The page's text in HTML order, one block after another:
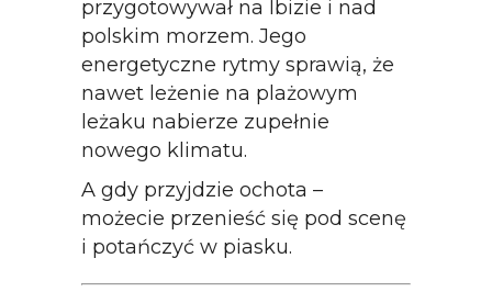
przygotowywał na Ibizie i nad
polskim morzem. Jego
energetyczne rytmy sprawią, że
nawet leżenie na plażowym
leżaku nabierze zupełnie
nowego klimatu.
A gdy przyjdzie ochota –
możecie przenieść się pod scenę
i potańczyć w piasku.